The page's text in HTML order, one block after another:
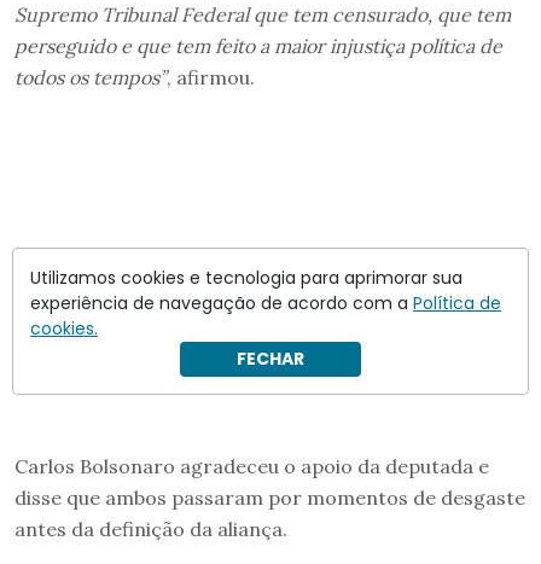
Supremo Tribunal Federal que tem censurado, que tem
perseguido e que tem feito a maior injustiça política de
todos os tempos”, afirmou.
Carlos Bolsonaro agradeceu o apoio da deputada e
disse que ambos passaram por momentos de desgaste
antes da definição da aliança.
Utilizamos cookies e tecnologia para aprimorar sua
experiência de navegação de acordo com a Política de
cookies.
FECHAR